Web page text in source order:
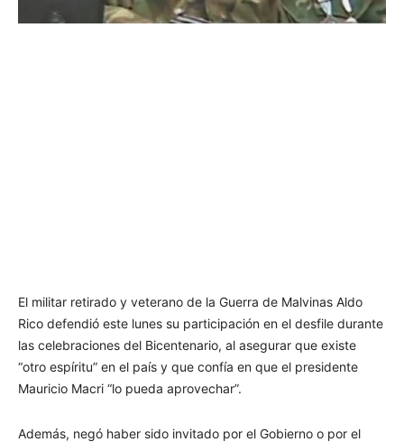
El militar retirado y veterano de la Guerra de Malvinas Aldo
Rico defendió este lunes su participación en el desfile durante
las celebraciones del Bicentenario, al asegurar que existe
“otro espíritu” en el país y que confía en que el presidente
Mauricio Macri “lo pueda aprovechar”.
Además, negó haber sido invitado por el Gobierno o por el